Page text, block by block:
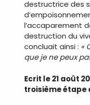
destructrice des
l’accaparement
destruction du
concluait ainsi : «
que je ne peux
Ecrit le 21 août
troisième étape